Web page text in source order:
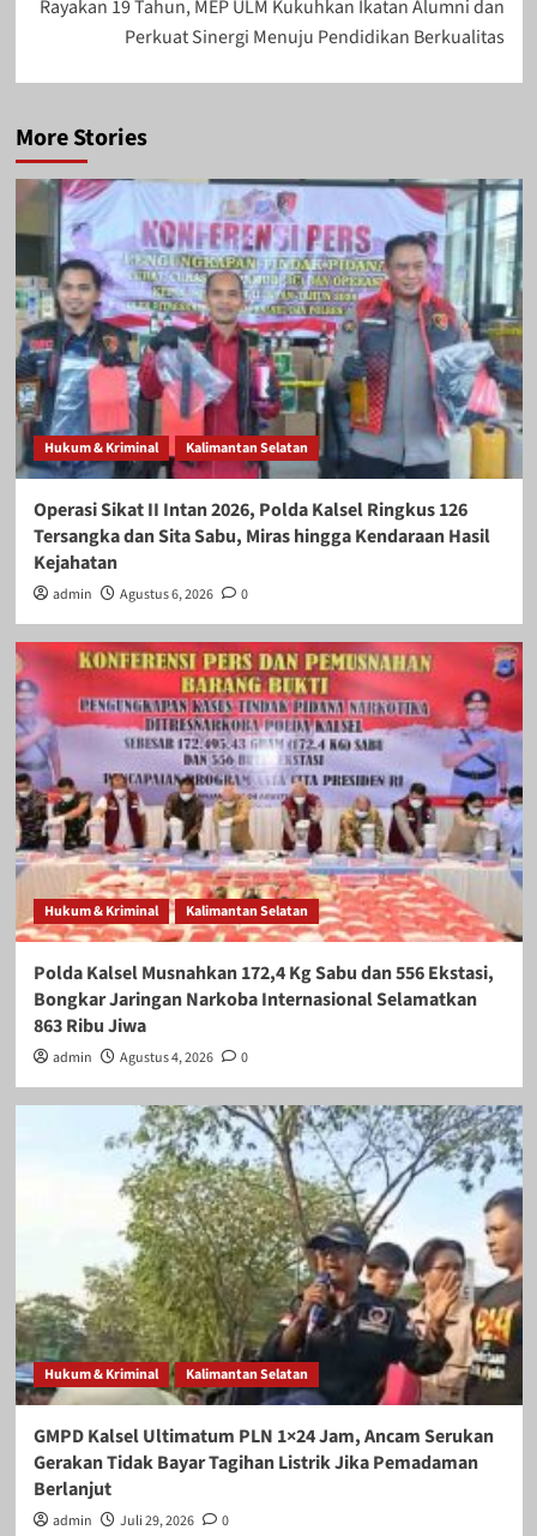
Rayakan 19 Tahun, MEP ULM Kukuhkan Ikatan Alumni dan
Perkuat Sinergi Menuju Pendidikan Berkualitas
More Stories
Hukum & Kriminal Kalimantan Selatan
Operasi Sikat II Intan 2026, Polda Kalsel Ringkus 126
Tersangka dan Sita Sabu, Miras hingga Kendaraan Hasil
Kejahatan
admin Agustus 6, 2026 0
Hukum & Kriminal Kalimantan Selatan
Polda Kalsel Musnahkan 172,4 Kg Sabu dan 556 Ekstasi,
Bongkar Jaringan Narkoba Internasional Selamatkan
863 Ribu Jiwa
admin Agustus 4, 2026 0
Hukum & Kriminal Kalimantan Selatan
GMPD Kalsel Ultimatum PLN 1×24 Jam, Ancam Serukan
Gerakan Tidak Bayar Tagihan Listrik Jika Pemadaman
Berlanjut
admin Juli 29, 2026 0